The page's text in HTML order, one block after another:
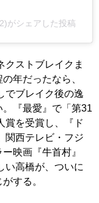
がシェアした投稿
ストブレイクま
年だったなら、
でブレイク後の逸
『最愛』で「第31
賞を受賞し、『ド
関西テレビ・フジ
映画『牛首村』
い高橋が、ついに
する。